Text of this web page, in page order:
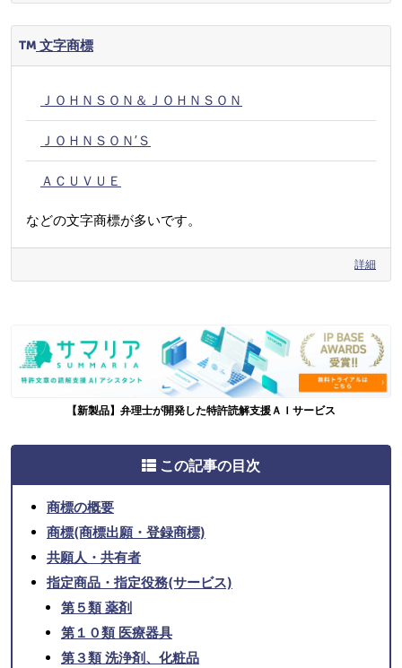
文字商標
ＪＯＨＮＳＯＮ＆ＪＯＨＮＳＯＮ
ＪＯＨＮＳＯＮ’Ｓ
ＡＣＵＶＵＥ
などの文字商標が多いです。
詳細
【新製品】弁理士が開発した特許読解支援ＡＩサービス
この記事の目次
商標の概要
商標(商標出願・登録商標)
共願人・共有者
指定商品・指定役務(サービス)
第５類 薬剤
第１０類 医療器具
第３類 洗浄剤、化粧品